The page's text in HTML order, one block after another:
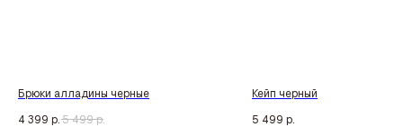
Брюки алладины черные
4 399 р.5 499р.
Кейп черный
5 499 р.